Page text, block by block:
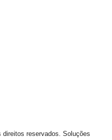
reservados. Soluções